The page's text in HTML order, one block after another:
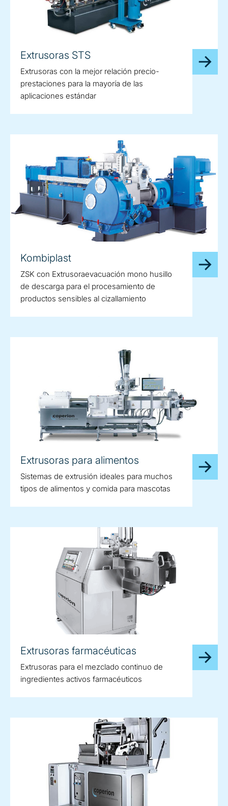
Extrusoras STS
Extrusoras con la mejor relación precio-
prestaciones para la mayoría de las
aplicaciones estándar
Kombiplast
ZSK con Extrusoraevacuación mono husillo
de descarga para el procesamiento de
productos sensibles al cizallamiento
Extrusoras para alimentos
Sistemas de extrusión ideales para muchos
tipos de alimentos y comida para mascotas
Extrusoras farmacéuticas
Extrusoras para el mezclado continuo de
ingredientes activos farmacéuticos